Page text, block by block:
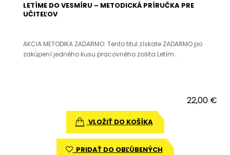
LETÍME DO VESMÍRU – METODICKÁ PRÍRUČKA PRE
UČITEĽOV
AKCIA METODIKA ZADARMO: Tento titul získate ZADARMO po
zakúpení jedného kusu pracovného zošita Letím..
22,00 €
VLOŽIŤ DO KOŠÍKA
PRIDAŤ DO OBĽÚBENÝCH